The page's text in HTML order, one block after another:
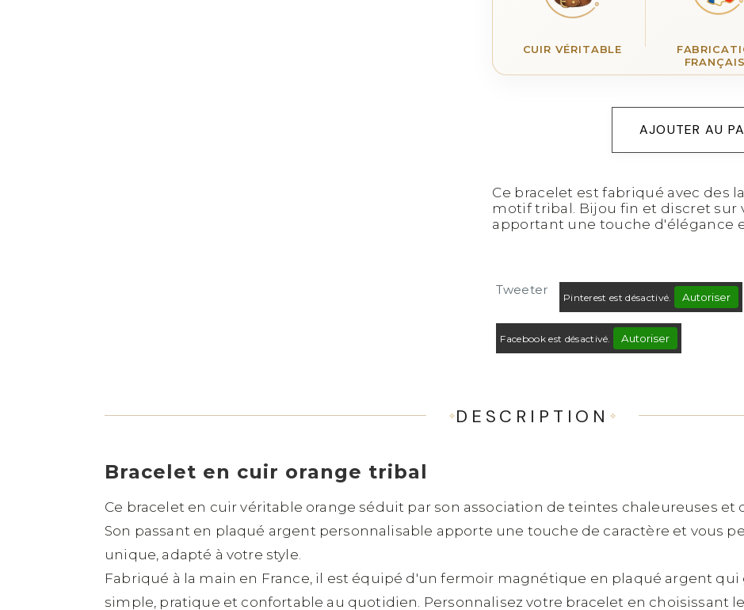
CUIR VÉRITABLE
AJOUTER AU
Ce bracelet est fabriqué avec des
motif tribal. Bijou fin et discret sur
apportant une touche d'élégance
Tweeter
Pinterest est désactivé. Autoriser
Facebook est désactivé. Autoriser
DESCRIPTION
Bracelet en cuir orange tribal
Ce bracelet en cuir véritable orange séduit par son association de teintes chaleureuses
Son passant en plaqué argent personnalisable apporte une touche de caractère et vous
unique, adapté à votre style.
Fabriqué à la main en France, il est équipé d'un fermoir magnétique en plaqué argent
simple, pratique et confortable au quotidien. Personnalisez votre bracelet en choisissant